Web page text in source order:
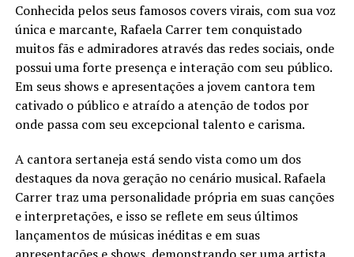
Conhecida pelos seus famosos covers virais, com sua voz
única e marcante, Rafaela Carrer tem conquistado
muitos fãs e admiradores através das redes sociais, onde
possui uma forte presença e interação com seu público.
Em seus shows e apresentações a jovem cantora tem
cativado o público e atraído a atenção de todos por
onde passa com seu excepcional talento e carisma.
A cantora sertaneja está sendo vista como um dos
destaques da nova geração no cenário musical. Rafaela
Carrer traz uma personalidade própria em suas canções
e interpretações, e isso se reflete em seus últimos
lançamentos de músicas inéditas e em suas